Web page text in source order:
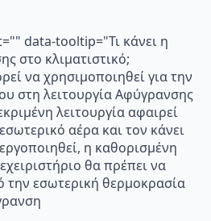
data-tooltip="Τι κάνει η
στο κλιματιστικό;
να χρησιμοποιηθεί για την
στη λειτουργία Αφύγρανσης
λειτουργία αφαιρεί
αέρα και τον κάνει
η καθορισμένη
θα πρέπει να
την εσωτερική θερμοκρασία